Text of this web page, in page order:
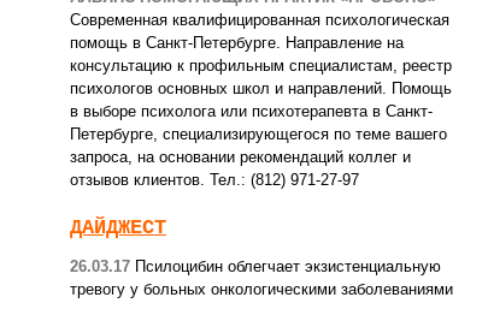
Современная квалифицированная психологическая
помощь в Санкт-Петербурге. Направление на
консультацию к профильным специалистам, реестр
психологов основных школ и направлений. Помощь
в выборе психолога или психотерапевта в Санкт-
Петербурге, специализирующегося по теме вашего
запроса, на основании рекомендаций коллег и
отзывов клиентов. Тел.: (812) 971-27-97
ДАЙДЖЕСТ
26.03.17 Псилоцибин облегчает экзистенциальную
тревогу у больных онкологическими заболеваниями